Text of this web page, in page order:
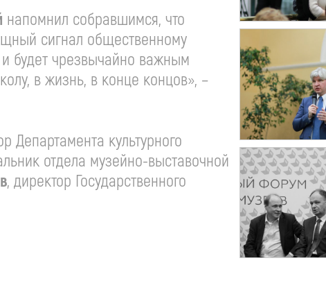
напомнил собравшимся, что
сигнал общественному
будет чрезвычайно важным
в жизнь, в конце концов», –
Департамента культурного
отдела музейно-выставочной
, директор Государственного